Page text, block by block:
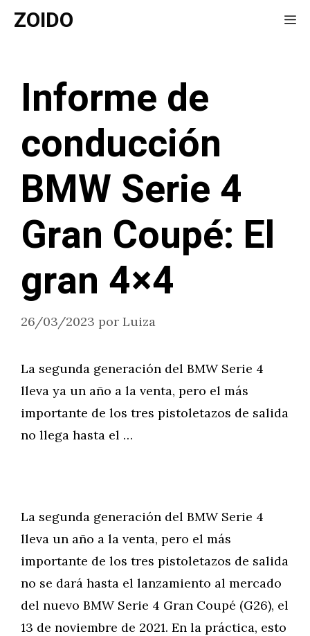
Saltar
ZOIDO
Informe de
conducción
BMW Serie 4
Gran Coupé: El
gran 4×4
26/03/2023 por Luiza
La segunda generación del BMW Serie 4
lleva ya un año a la venta, pero el más
importante de los tres pistoletazos de salida
no llega hasta el …
La segunda generación del BMW Serie 4
lleva un año a la venta, pero el más
importante de los tres pistoletazos de salida
no se dará hasta el lanzamiento al mercado
del nuevo BMW Serie 4 Gran Coupé (G26), el
13 de noviembre de 2021. En la práctica, esto